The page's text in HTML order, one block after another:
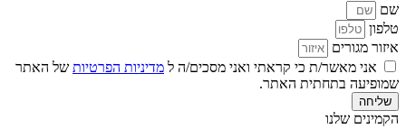
שם
טלפון
איזור מגורים
אני מאשר/ת כי קראתי ואני מסכים/ה ל מדיניות הפרטיות של האתר
שמופיעה בתחתית האתר.
שליחה
הקמינים שלנו